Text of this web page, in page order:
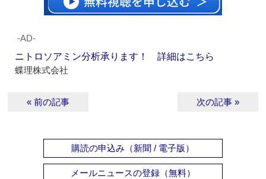
‐AD‐
ニトロソアミン分析承ります！ 詳細はこちら
蝶理株式会社
« 前の記事 次の記事 »
購読の申込み（新聞 / 電子版）
メールニュースの登録（無料）